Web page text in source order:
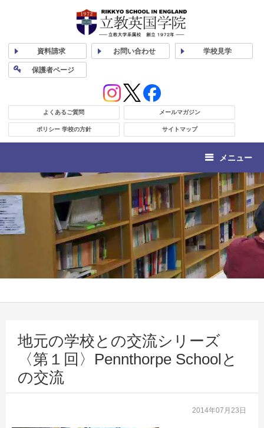
資料請求 お問い合わせ 学校見学
保護者ページ
よくあるご質問 メールマガジン
ポリシー 学校の方針 サイトマップ
メニュー
地元の学校との交流シリーズ
〈第１回〉Pennthorpe Schoolと
の交流
2014年07月23日